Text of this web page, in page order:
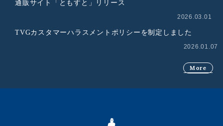
通販サイト「ともすと」リリース
2026.03.01
TVGカスタマーハラスメントポリシーを制定しました
2026.01.07
More